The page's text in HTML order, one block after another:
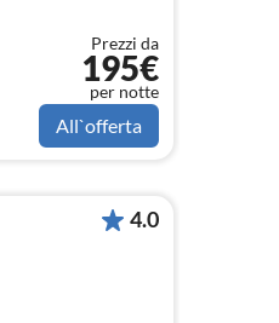
Prezzi da
195€
per notte
All`offerta
4.0